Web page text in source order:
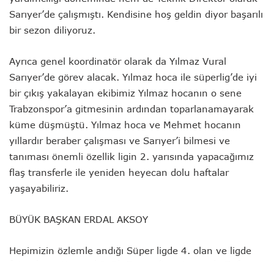
Sarıyer’de çalışmıştı. Kendisine hoş geldin diyor başarılı
bir sezon diliyoruz.
Ayrıca genel koordinatör olarak da Yılmaz Vural
Sarıyer’de görev alacak. Yılmaz hoca ile süperlig’de iyi
bir çıkış yakalayan ekibimiz Yılmaz hocanın o sene
Trabzonspor’a gitmesinin ardından toparlanamayarak
küme düşmüştü. Yılmaz hoca ve Mehmet hocanın
yıllardır beraber çalışması ve Sarıyer’i bilmesi ve
tanıması önemli özellik ligin 2. yarısında yapacağımız
flaş transferle ile yeniden heyecan dolu haftalar
yaşayabiliriz.
BÜYÜK BAŞKAN ERDAL AKSOY
Hepimizin özlemle andığı Süper ligde 4. olan ve ligde